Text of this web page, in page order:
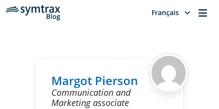
Français
Margot Pierson
Communication and
Marketing associate